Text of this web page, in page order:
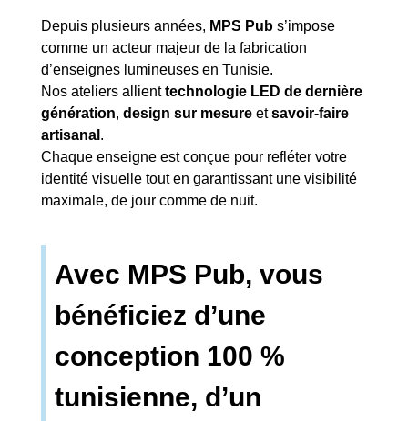
Depuis plusieurs années, MPS Pub s’impose
comme un acteur majeur de la fabrication
d’enseignes lumineuses en Tunisie.
Nos ateliers allienttechnologie LED de dernière
génération, design sur mesure etsavoir-faire
artisanal .
Chaque enseigne est conçue pour refléter votre
identité visuelle tout en garantissant une visibilité
maximale, de jour comme de nuit.
Avec MPS Pub, vous
bénéficiez d’une
conception 100 %
tunisienne, d’un